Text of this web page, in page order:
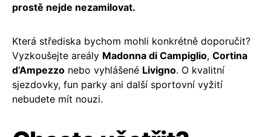
prostě nejde nezamilovat.
Která střediska bychom mohli konkrétně doporučit?
Vyzkoušejte areály Madonna di Campiglio, Cortina
d’Ampezzo nebo vyhlášené Livigno. O kvalitní
sjezdovky, fun parky ani další sportovní vyžití
nebudete mít nouzi.